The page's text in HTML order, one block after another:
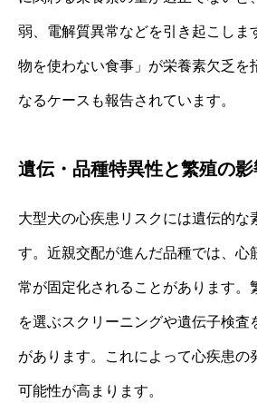
弱、電解質異常などを引き起こしま
物を使わない食事」が栄養素欠乏を
なるケースも報告されています。
遺伝・品種特異性と繁殖の影
大型犬の心疾患リスクには遺伝的な
す。近親交配が進んだ品種では、心
常が固定化されることがあります。
を選ぶスクリーニングや遺伝子検査
があります。これによって心疾患の
可能性が高まります。